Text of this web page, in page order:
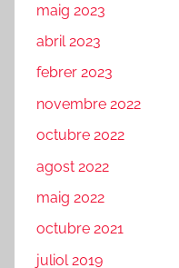
maig 2023
abril 2023
febrer 2023
novembre 2022
octubre 2022
agost 2022
maig 2022
octubre 2021
juliol 2019